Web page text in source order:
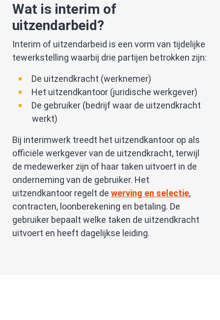
Wat is interim of
uitzendarbeid?
Interim of uitzendarbeid is een vorm van tijdelijke
tewerkstelling waarbij drie partijen betrokken zijn:
De uitzendkracht (werknemer)
Het uitzendkantoor (juridische werkgever)
De gebruiker (bedrijf waar de uitzendkracht
werkt)
Bij interimwerk treedt het uitzendkantoor op als
officiële werkgever van de uitzendkracht, terwijl
de medewerker zijn of haar taken uitvoert in de
onderneming van de gebruiker. Het
uitzendkantoor regelt de werving en selectie,
contracten, loonberekening en betaling. De
gebruiker bepaalt welke taken de uitzendkracht
uitvoert en heeft dagelijkse leiding.